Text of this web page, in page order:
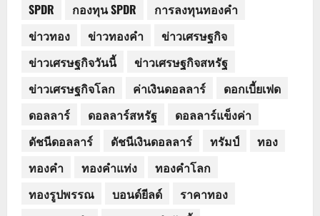
SPDR กองทุน SPDR
การลงทุนทองคำ
ข่าวทอง
ข่าวทองคำ
ข่าวเศรษฐกิจ
ข่าวเศรษฐกิจวันนี้
ข่าวเศรษฐกิจสหรัฐ
ข่าวเศรษฐกิจโลก
ค่าเงินดอลลาร์
ดอกเบี้ยเฟด
ดอลลาร์
ดอลลาร์สหรัฐ
ดอลลาร์แข็งค่า
ดัชนีดอลลาร์
ดัชนีเงินดอลลาร์ ทรัมป์
ทอง
ทองคำ
ทองคำแท่ง
ทองคำโลก
ทองรูปพรรณ
บอนด์ยีลด์
ราคาทอง